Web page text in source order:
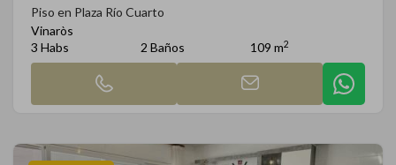
Piso en Plaza Río Cuarto
Vinaròs
3 Habs
2 Baños 109 m2